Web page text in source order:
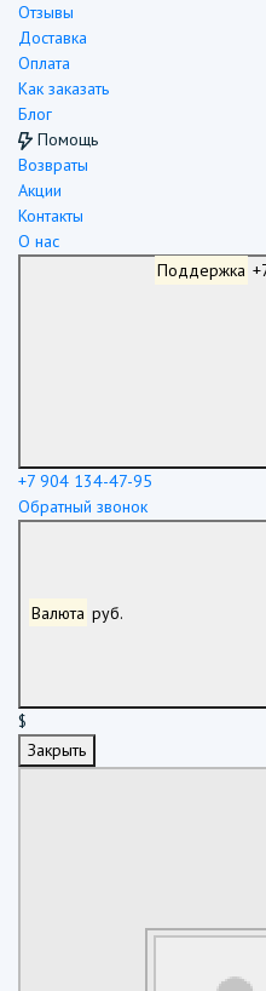
Отзывы
Доставка
Оплата
Как заказать
Блог
Помощь
Возвраты
Акции
Контакты
О нас
Поддержка
+7 904 134-47-95
Обратный звонок
Валюта руб.
$
Закрыть